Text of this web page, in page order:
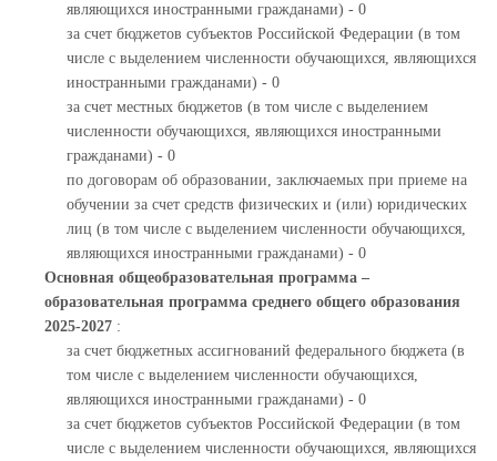
являющихся иностранными гражданами) - 0
за счет бюджетов субъектов Российской Федерации (в том
числе с выделением численности обучающихся, являющихся
иностранными гражданами) - 0
за счет местных бюджетов (в том числе с выделением
численности обучающихся, являющихся иностранными
гражданами) - 0
по договорам об образовании, заключаемых при приеме на
обучении за счет средств физических и (или) юридических
лиц (в том числе с выделением численности обучающихся,
являющихся иностранными гражданами) - 0
Основная общеобразовательная программа –
образовательная программа среднего общего образования
2025-2027 :
за счет бюджетных ассигнований федерального бюджета (в
том числе с выделением численности обучающихся,
являющихся иностранными гражданами) - 0
за счет бюджетов субъектов Российской Федерации (в том
числе с выделением численности обучающихся, являющихся